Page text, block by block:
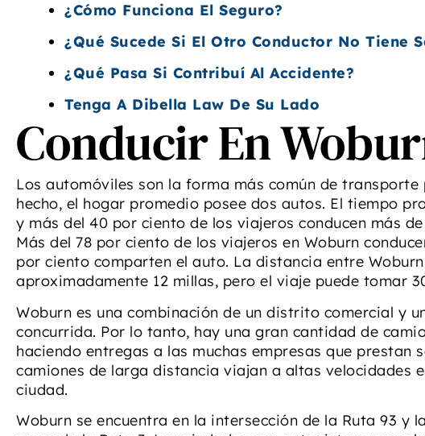
¿Cómo Funciona El Seguro?
¿Qué Sucede Si El Otro Conductor No Tiene
¿Qué Pasa Si Contribuí Al Accidente?
Tenga A Dibella Law De Su Lado
Conducir En
Los automóviles son la forma más común de transporte
hecho, el hogar promedio posee dos autos. El tiempo
y más del 40 por ciento de los viajeros conducen más
Más del 78 por ciento de los viajeros en Woburn
por ciento comparten el auto. La distancia entre
aproximadamente 12 millas, pero el viaje puede tomar
Woburn es una combinación de un distrito comercial y
concurrida. Por lo tanto, hay una gran cantidad de
haciendo entregas a las muchas empresas que prestan
camiones de larga distancia viajan a altas velocidades
ciudad.
Woburn se encuentra en la intersección de la Ruta 93 y